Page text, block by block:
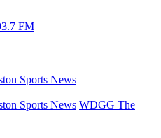
FM
Sports News
Sports News WDGG The